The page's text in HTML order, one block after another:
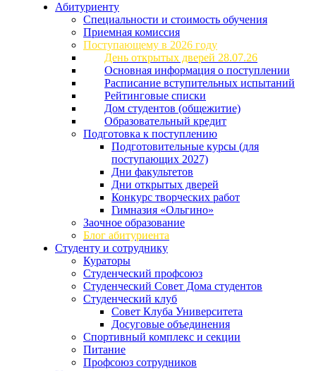
Абитуриенту
Специальности и стоимость обучения
Приемная комиссия
Поступающему в 2026 году
День открытых дверей 28.07.26
Основная информация о поступлении
Расписание вступительных испытаний
Рейтинговые списки
Дом студентов (общежитие)
Образовательный кредит
Подготовка к поступлению
Подготовительные курсы (для
поступающих 2027)
Дни факультетов
Дни открытых дверей
Конкурс творческих работ
Гимназия «Ольгино»
Заочное образование
Блог абитуриента
Студенту и сотруднику
Кураторы
Студенческий профсоюз
Студенческий Совет Дома студентов
Студенческий клуб
Совет Клуба Университета
Досуговые объединения
Спортивный комплекс и секции
Питание
Профсоюз сотрудников